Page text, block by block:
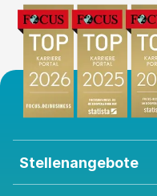
Stellenangebote